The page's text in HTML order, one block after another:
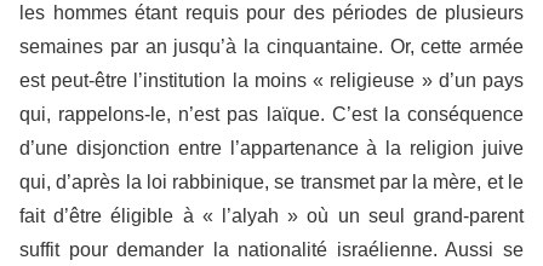
les hommes étant requis pour des périodes de plusieurs
semaines par an jusqu’à la cinquantaine. Or, cette armée
est peut-être l’institution la moins « religieuse » d’un pays
qui, rappelons-le, n’est pas laïque. C’est la conséquence
d’une disjonction entre l’appartenance à la religion juive
qui, d’après la loi rabbinique, se transmet par la mère, et le
fait d’être éligible à « l’alyah » où un seul grand-parent
suffit pour demander la nationalité israélienne. Aussi se